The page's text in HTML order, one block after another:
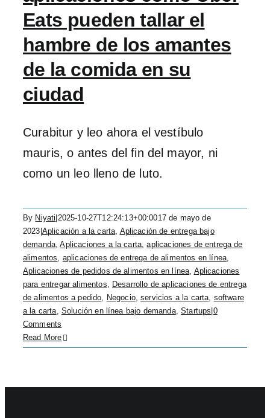
Eats pueden tallar el
hambre de los amantes
de la comida en su
ciudad
Curabitur y leo ahora el vestíbulo
mauris, o antes del fin del mayor, ni
como un leo lleno de luto.
By Niyati 2025-10-27T12:24:13+00:0017 de mayo de
2023 Aplicación a la carta, Aplicación de entrega bajo
demanda,Aplicaciones a la carta,aplicaciones de entrega de
alimentos, aplicaciones de entrega de alimentos en línea,
Aplicaciones de pedidos de alimentos en línea, Aplicaciones
para entregar alimentos, Desarrollo de aplicaciones de entrega
de alimentos a pedido, Negocio,servicios a la carta, software
a la carta, Solución en línea bajo demanda,Startups 0
Comments
Read More